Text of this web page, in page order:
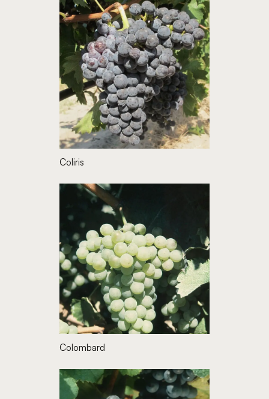
Coliris
Colombard